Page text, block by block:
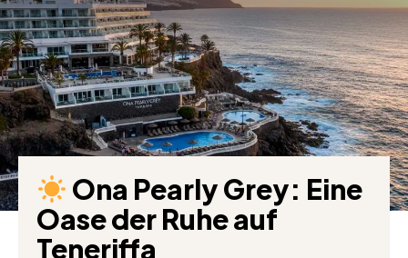
Ona Pearly Grey: Eine
Oase der Ruhe auf
Teneriffa